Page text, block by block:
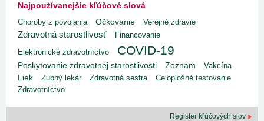
Najpoužívanejšie kľúčové slová
Choroby z povolania Očkovanie Verejné zdravie
Zdravotná starostlivosť
Financovanie
Elektronické zdravotníctvo
COVID-19
Poskytovanie zdravotnej starostlivosti Zoznam Vakcína
Liek Zubný lekár Zdravotná sestra
Celoplošné testovanie
Zdravotníctvo
Register kľúčových slov